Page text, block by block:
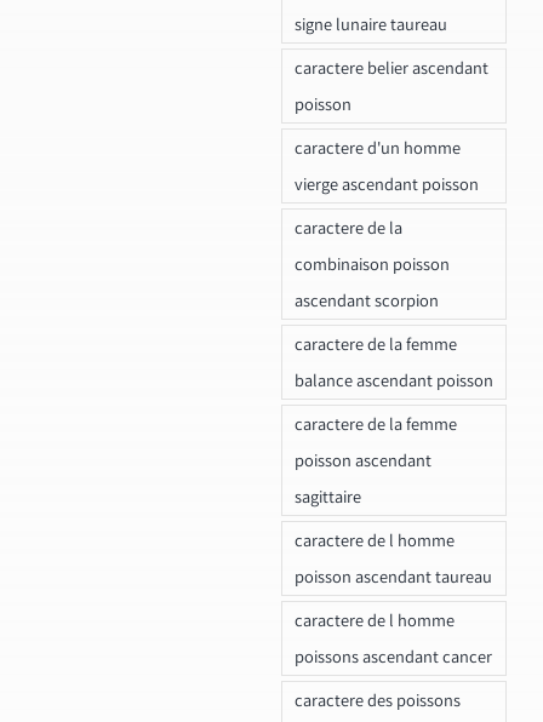
signe lunaire taureau
caractere belier ascendant
poisson
caractere d'un homme
vierge ascendant poisson
caractere de la
combinaison poisson
ascendant scorpion
caractere de la femme
balance ascendant poisson
caractere de la femme
poisson ascendant
sagittaire
caractere de l homme
poisson ascendant taureau
caractere de l homme
poissons ascendant cancer
caractere des poissons